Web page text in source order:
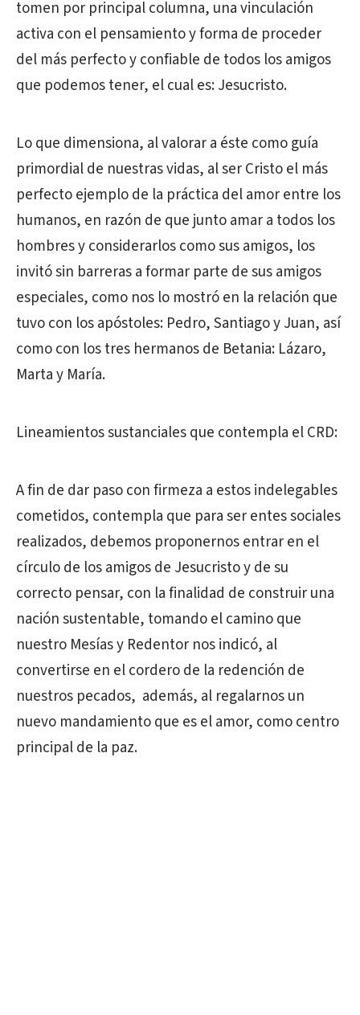
tomen por principal columna, una vinculación
activa con el pensamiento y forma de proceder
del más perfecto y confiable de todos los amigos
que podemos tener, el cual es: Jesucristo.
Lo que dimensiona, al valorar a éste como guía
primordial de nuestras vidas, al ser Cristo el más
perfecto ejemplo de la práctica del amor entre los
humanos, en razón de que junto amar a todos los
hombres y considerarlos como sus amigos, los
invitó sin barreras a formar parte de sus amigos
especiales, como nos lo mostró en la relación que
tuvo con los apóstoles: Pedro, Santiago y Juan, así
como con los tres hermanos de Betania: Lázaro,
Marta y María.
Lineamientos sustanciales que contempla el CRD:
A fin de dar paso con firmeza a estos indelegables
cometidos, contempla que para ser entes sociales
realizados, debemos proponernos entrar en el
círculo de los amigos de Jesucristo y de su
correcto pensar, con la finalidad de construir una
nación sustentable, tomando el camino que
nuestro Mesías y Redentor nos indicó, al
convertirse en el cordero de la redención de
nuestros pecados, además, al regalarnos un
nuevo mandamiento que es el amor, como centro
principal de la paz.